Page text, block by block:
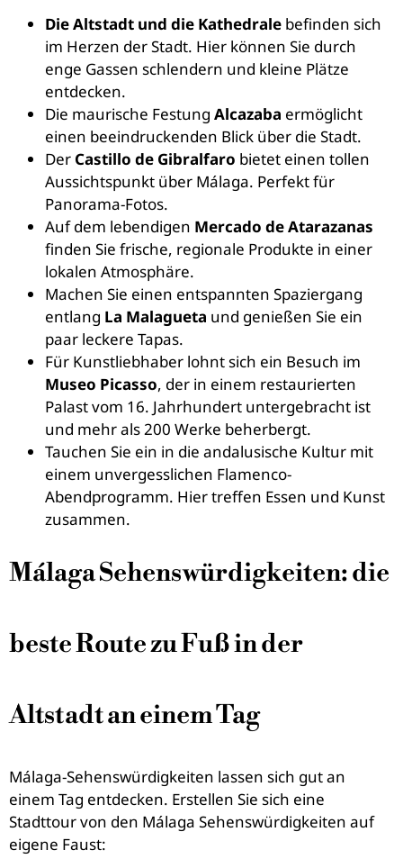
Die Altstadt und die Kathedrale befinden sich
im Herzen der Stadt. Hier können Sie durch
enge Gassen schlendern und kleine Plätze
entdecken.
Die maurische Festung Alcazaba ermöglicht
einen beeindruckenden Blick über die Stadt.
Der Castillo de Gibralfaro bietet einen tollen
Aussichtspunkt über Málaga. Perfekt für
Panorama-Fotos.
Auf dem lebendigen Mercado de Atarazanas
finden Sie frische, regionale Produkte in einer
lokalen Atmosphäre.
Machen Sie einen entspannten Spaziergang
entlang La Malagueta und genießen Sie ein
paar leckere Tapas.
Für Kunstliebhaber lohnt sich ein Besuch im
Museo Picasso, der in einem restaurierten
Palast vom 16. Jahrhundert untergebracht ist
und mehr als 200 Werke beherbergt.
Tauchen Sie ein in die andalusische Kultur mit
einem unvergesslichen Flamenco-
Abendprogramm. Hier treffen Essen und Kunst
zusammen.
Málaga Sehenswürdigkeiten: die
beste Route zu Fuß in der
Altstadt an einem Tag
Málaga-Sehenswürdigkeiten lassen sich gut an
einem Tag entdecken. Erstellen Sie sich eine
Stadttour von den Málaga Sehenswürdigkeiten auf
eigene Faust: